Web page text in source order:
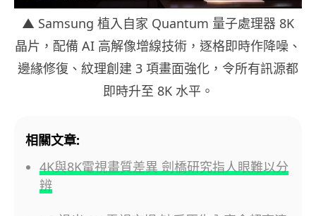
▲ Samsung 植入自家 Quantum 量子處理器 8K
晶片，配備 AI 高解像增線技術，逐格即時作降噪、
邊緣修復、紋理創建 3 項畫面強化，令所有訊源都
即時升至 8K 水平。
相關文章:
4K與8K電視畫質差異 劍橋研究指人眼難以分
辨